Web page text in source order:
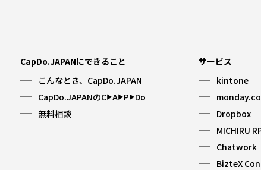
CapDo.JAPANにできること
こんなとき、CapDo.JAPAN
CapDo.JAPANのC▶︎A▶︎P▶︎Do
無料相談
サービス
kintone
Dropbox
MICHIRU
Chatwork
BizteX